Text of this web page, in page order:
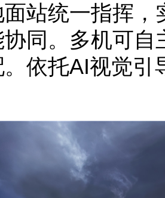
站统一指挥
同。多机可
依托AI视觉引